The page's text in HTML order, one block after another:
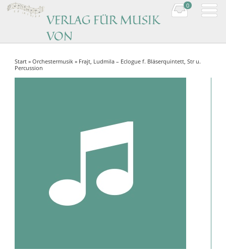
VERLAG FÜR MUSIK
VON
Music by women composers
0
Start »Orchestermusik » Frajt, Ludmila – Eclogue f. Bläserquintett, Str u.
Percussion